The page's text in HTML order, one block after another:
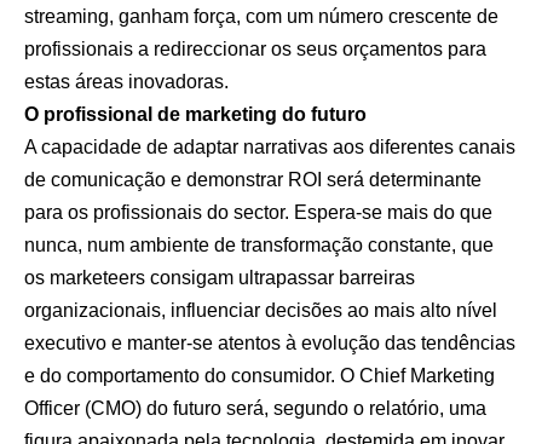
streaming, ganham força, com um número crescente de
profissionais a redireccionar os seus orçamentos para
estas áreas inovadoras.
O profissional de marketing do futuro
A capacidade de adaptar narrativas aos diferentes canais
de comunicação e demonstrar ROI será determinante
para os profissionais do sector. Espera-se mais do que
nunca, num ambiente de transformação constante, que
os marketeers consigam ultrapassar barreiras
organizacionais, influenciar decisões ao mais alto nível
executivo e manter-se atentos à evolução das tendências
e do comportamento do consumidor. O Chief Marketing
Officer (CMO) do futuro será, segundo o relatório, uma